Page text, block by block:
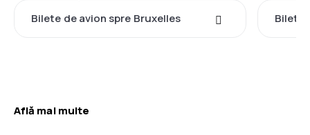
Bilete de avion spre Bruxelles Bilete
Află mai multe